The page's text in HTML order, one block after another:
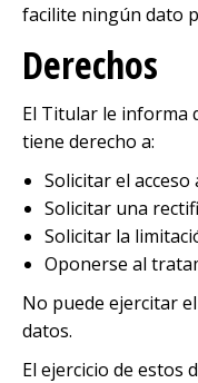
facilite ningún dato
Derechos
El Titular le informa
tiene derecho a:
Solicitar el acceso
Solicitar una
Solicitar la
Oponerse al
No puede ejercitar
datos.
El ejercicio de estos